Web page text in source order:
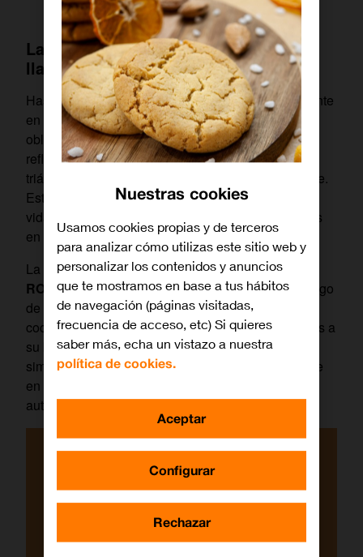
La revolución de la seguridad vial se
llama V16
Hasta hace poco, señalizar una avería o un accidente
en carretera implicaba un alto riesgo. El protocolo
obligaba a salir del vehículo, ponerse el chaleco
reflectante y caminar por el arcén para colocar los
triángulos de preseñalización a 50 metros del coche.
Esta acción, aparentemente sencilla, ha costado la
vida a decenas de personas cada año, atropelladas
en el intento.
La
baliza V16 conectada, como el modeloSOS
ROAD CONNECTED de Orange, elimina este riesgo
de raíz. Su diseño permite colocarla en el techo del
coche sin necesidad de salir del habitáculo. Gracias a
su base imantada, se adhiere firmemente con un
simple gesto a través de la ventanilla. En el instante
en que se fija al metal, la baliza se activa
automáticamente y cumple una doble función vital.
Nuestras cookies
Usamos cookies propias y de terceros
para analizar cómo utilizas este sitio web y
personalizar los contenidos y anuncios
que te mostramos en base a tus hábitos
de navegación (páginas visitadas,
frecuencia de acceso, etc) Si quieres
saber más, echa un vistazo a nuestra
política de cookies.
Configurar
Rechazar
Aceptar